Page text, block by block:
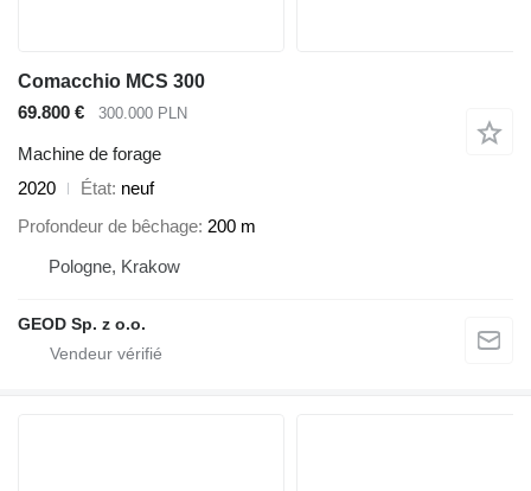
Comacchio MCS 300
69.800 €
300.000 PLN
Machine de forage
2020
État neuf
Profondeur de bêchage 200 m
Pologne, Krakow
GEOD Sp. z o.o.